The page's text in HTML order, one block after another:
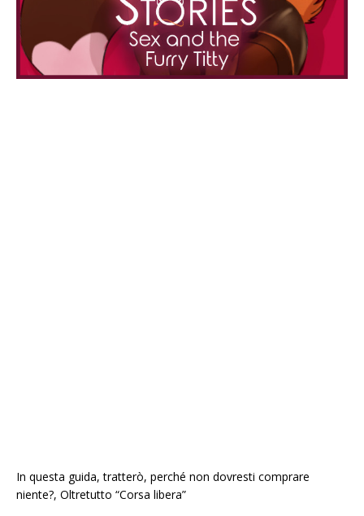
In questa guida, tratterò, perché non dovresti comprare
niente?, Oltretutto “Corsa libera”